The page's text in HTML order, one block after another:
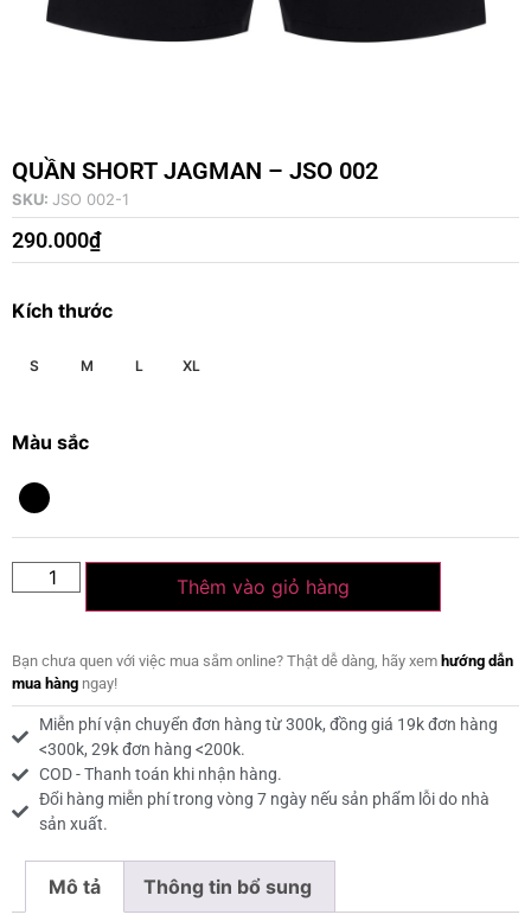
QUẦN SHORT JAGMAN – JSO 002
SKU: JSO 002-1
290.000₫
Kích thước
S M L XL
Màu sắc
Thêm vào giỏ hàng
Bạn chưa quen với việc mua sắm online? Thật dễ dàng, hãy xem hướng dẫn
mua hàng ngay!
Miễn phí vận chuyển đơn hàng từ 300k, đồng giá 19k đơn hàng
<300k, 29k đơn hàng <200k.
COD - Thanh toán khi nhận hàng.
Đổi hàng miễn phí trong vòng 7 ngày nếu sản phẩm lỗi do nhà
sản xuất.
Mô tả Thông tin bổ sung